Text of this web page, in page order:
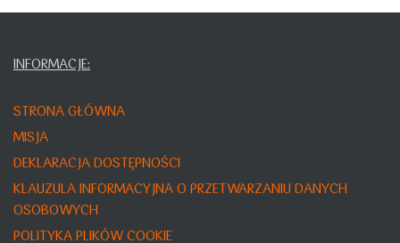
INFORMACJE:
STRONA GŁÓWNA
MISJA
DEKLARACJA DOSTĘPNOŚCI
KLAUZULA INFORMACYJNA O PRZETWARZANIU DANYCH
OSOBOWYCH
POLITYKA PLIKÓW COOKIE